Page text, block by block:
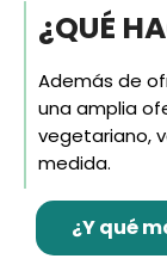
¿QUÉ
Además de
una amplia
vegetariano,
medida.
¿Y qué